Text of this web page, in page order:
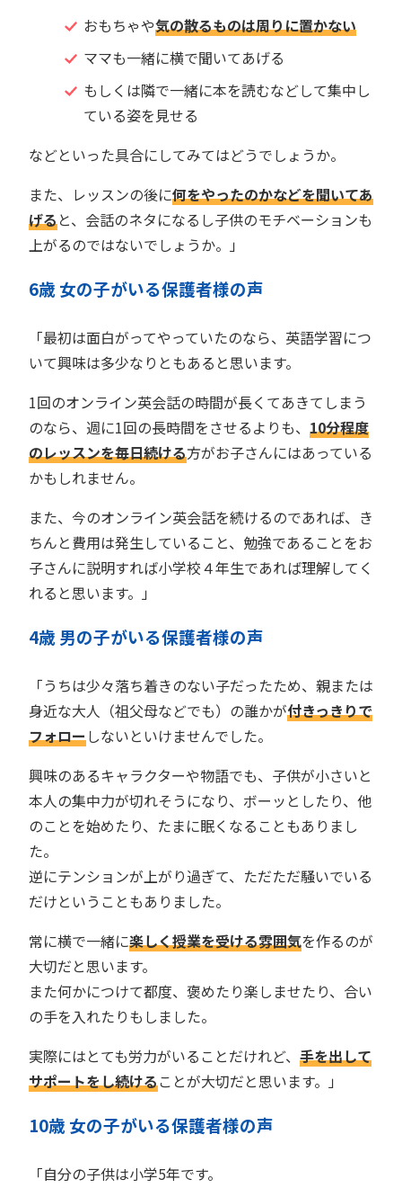
おもちゃや気の散るものは周りに置かない
ママも一緒に横で聞いてあげる
もしくは隣で一緒に本を読むなどして集中し
ている姿を見せる
などといった具合にしてみてはどうでしょうか。
また、レッスンの後に何をやったのかなどを聞いてあ
げると、会話のネタになるし子供のモチベーションも
上がるのではないでしょうか。」
6歳 女の子がいる保護者様の声
「最初は面白がってやっていたのなら、英語学習につ
いて興味は多少なりともあると思います。
1回のオンライン英会話の時間が長くてあきてしまう
のなら、週に1回の長時間をさせるよりも、 10分程度
のレッスンを毎日続ける方がお子さんにはあっている
かもしれません。
また、今のオンライン英会話を続けるのであれば、き
ちんと費用は発生していること、勉強であることをお
子さんに説明すれば小学校４年生であれば理解してく
れると思います。」
4歳 男の子がいる保護者様の声
「うちは少々落ち着きのない子だったため、親または
身近な大人（祖父母などでも）の誰かが付きっきりで
フォローしないといけませんでした。
興味のあるキャラクターや物語でも、子供が小さいと
本人の集中力が切れそうになり、ボーッとしたり、他
のことを始めたり、たまに眠くなることもありまし
た。
逆にテンションが上がり過ぎて、ただただ騒いでいる
だけということもありました。
常に横で一緒に楽しく授業を受ける雰囲気を作るのが
大切だと思います。
また何かにつけて都度、褒めたり楽しませたり、合い
の手を入れたりもしました。
実際にはとても労力がいることだけれど、 手を出して
サポートをし続けることが大切だと思います。」
10歳 女の子がいる保護者様の声
「自分の子供は小学5年です。